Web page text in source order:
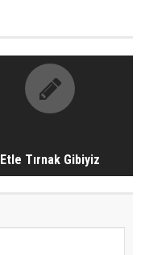
Etle Tırnak Gibiyiz